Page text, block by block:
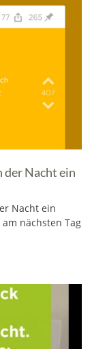
Nacht ein
Nacht ein
nächsten Tag